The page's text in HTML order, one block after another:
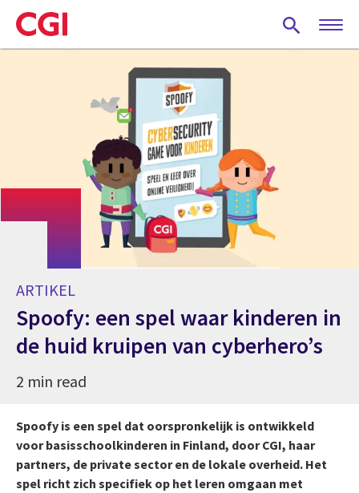
Skip
to
main
ARTIKEL
Spoofy: een spel waar kinderen in
de huid kruipen van cyberhero’s
2 min read
Spoofy is een spel dat oorspronkelijk is ontwikkeld
voor basisschoolkinderen in Finland, door CGI, haar
partners, de private sector en de lokale overheid. Het
spel richt zich specifiek op het leren omgaan met